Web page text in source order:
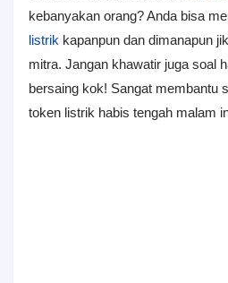
kebanyakan orang? Anda bisa
listrik kapanpun dan dimanapun
mitra. Jangan khawatir juga soal
bersaing kok! Sangat membantu
token listrik habis tengah malam